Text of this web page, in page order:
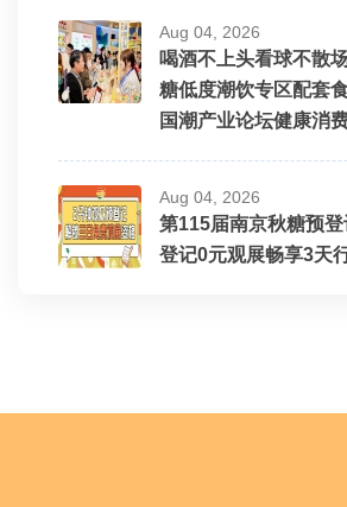
Aug 04, 2026
喝酒不上头看球不散
糖低度潮饮专区配套
国潮产业论坛健康消
Aug 04, 2026
第115届南京秋糖预
登记0元观展畅享3天